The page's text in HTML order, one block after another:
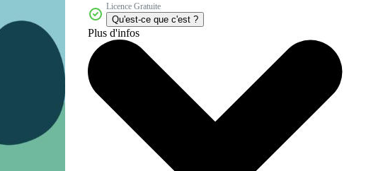
Licence Gratuite
Qu'est-ce que c'est ?
Plus d'infos